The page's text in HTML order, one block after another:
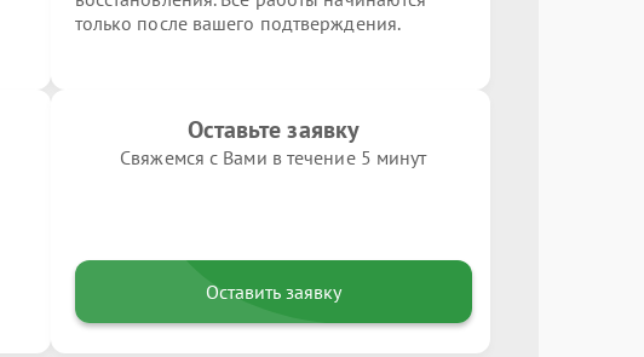
только после вашего подтверждения.
Оставьте заявку
Свяжемся с Вами в течение 5 минут
Оставить заявку